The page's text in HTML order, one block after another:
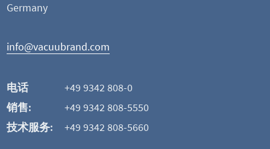
Germany
info@vacuubrand.com
电话
+49 9342 808-0
销售:
+49 9342 808-5550
技术服务:
+49 9342 808-5660